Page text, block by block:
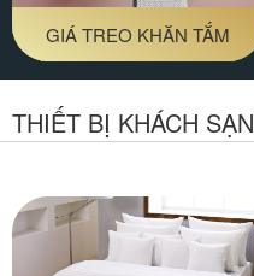
GIÁ TREO KHĂN TẮM
THIẾT BỊ KHÁCH SẠN